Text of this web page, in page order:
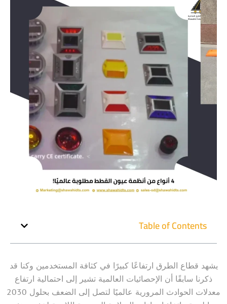
Table of Contents
يشهد قطاع الطرق ارتفاعًا كبيرًا في كثافة المستخدمين وكنا قد
ذكرنا سابقًا أن الإحصائيات العالمية تشير إلى احتمالية ارتفاع
معدلات الحوادث المرورية عالميًا لتصل إلى الضعف بحلول 2030